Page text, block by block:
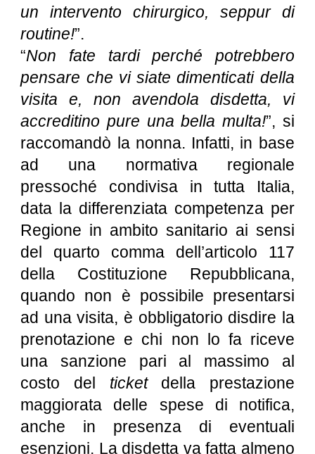
un intervento chirurgico, seppur di
routine!”.
“Non fate tardi perché potrebbero
pensare che vi siate dimenticati della
visita e, non avendola disdetta, vi
accreditino pure una bella multa!”, si
raccomandò la nonna. Infatti, in base
ad una normativa regionale
pressoché condivisa in tutta Italia,
data la differenziata competenza per
Regione in ambito sanitario ai sensi
del quarto comma dell’articolo 117
della Costituzione Repubblicana,
quando non è possibile presentarsi
ad una visita, è obbligatorio disdire la
prenotazione e chi non lo fa riceve
una sanzione pari al massimo al
costo del ticketdella prestazione
maggiorata delle spese di notifica,
anche in presenza di eventuali
esenzioni. La disdetta va fatta almeno